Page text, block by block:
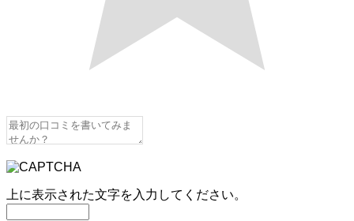
上に表示された文字を入力してください。